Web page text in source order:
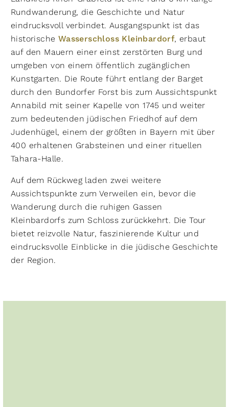
Rundwanderung, die Geschichte und Natur
eindrucksvoll verbindet. Ausgangspunkt ist das
historische Wasserschloss Kleinbardorf, erbaut
auf den Mauern einer einst zerstörten Burg und
umgeben von einem öffentlich zugänglichen
Kunstgarten. Die Route führt entlang der Barget
durch den Bundorfer Forst bis zum Aussichtspunkt
Annabild mit seiner Kapelle von 1745 und weiter
zum bedeutenden jüdischen Friedhof auf dem
Judenhügel, einem der größten in Bayern mit über
400 erhaltenen Grabsteinen und einer rituellen
Tahara-Halle.
Auf dem Rückweg laden zwei weitere
Aussichtspunkte zum Verweilen ein, bevor die
Wanderung durch die ruhigen Gassen
Kleinbardorfs zum Schloss zurückkehrt. Die Tour
bietet reizvolle Natur, faszinierende Kultur und
eindrucksvolle Einblicke in die jüdische Geschichte
der Region.